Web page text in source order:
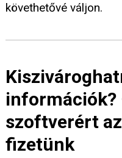
követhetővé váljon.
információk?
szoftverért
fizetünk